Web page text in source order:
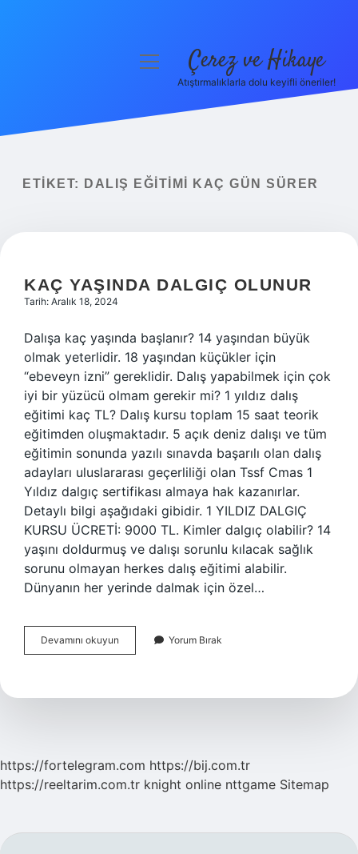
Yasal Uyarı
menüyü Çerez ve Hikaye
Atıştırmalıklarla dolu keyifli öneriler!
ETIKET: DALIŞ EĞITIMI KAÇ GÜN SÜRER
KAÇ YAŞINDA DALGIÇ OLUNUR
Tarih: Aralık 18, 2024
Dalışa kaç yaşında başlanır? 14 yaşından büyük
olmak yeterlidir. 18 yaşından küçükler için
“ebeveyn izni” gereklidir. Dalış yapabilmek için çok
iyi bir yüzücü olmam gerekir mi? 1 yıldız dalış
eğitimi kaç TL? Dalış kursu toplam 15 saat teorik
eğitimden oluşmaktadır. 5 açık deniz dalışı ve tüm
eğitimin sonunda yazılı sınavda başarılı olan dalış
adayları uluslararası geçerliliği olan Tssf Cmas 1
Yıldız dalgıç sertifikası almaya hak kazanırlar.
Detaylı bilgi aşağıdaki gibidir. 1 YILDIZ DALGIÇ
KURSU ÜCRETİ: 9000 TL. Kimler dalgıç olabilir? 14
yaşını doldurmuş ve dalışı sorunlu kılacak sağlık
sorunu olmayan herkes dalış eğitimi alabilir.
Dünyanın her yerinde dalmak için özel…
Devamını okuyun
Yaşında
Yorum Bırak
https://fortelegram.com https://bij.com.tr
https://reeltarim.com.tr knight online nttgame Sitemap